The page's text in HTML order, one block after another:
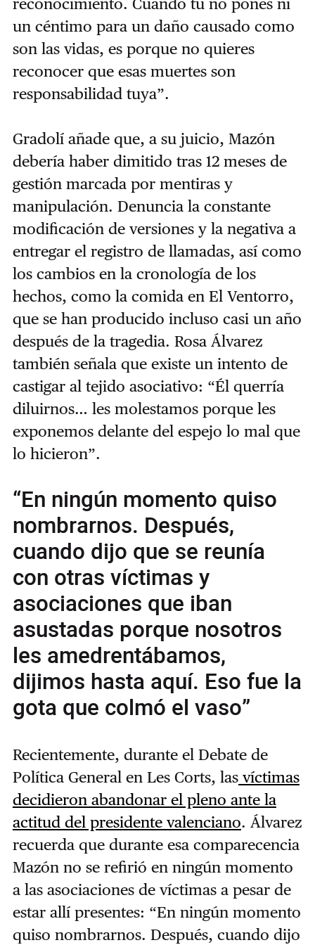
un céntimo para un daño causado como
son las vidas, es porque no quieres
reconocer que esas muertes son
responsabilidad tuya”.
Gradolí añade que, a su juicio, Mazón
debería haber dimitido tras 12 meses de
gestión marcada por mentiras y
manipulación. Denuncia la constante
modificación de versiones y la negativa a
entregar el registro de llamadas, así como
los cambios en la cronología de los
hechos, como la comida en El Ventorro,
que se han producido incluso casi un año
después de la tragedia. Rosa Álvarez
también señala que existe un intento de
castigar al tejido asociativo: “Él querría
diluirnos… les molestamos porque les
exponemos delante del espejo lo mal que
lo hicieron”.
“En ningún momento quiso
nombrarnos. Después,
cuando dijo que se reunía
con otras víctimas y
asociaciones que iban
asustadas porque nosotros
les amedrentábamos,
dijimos hasta aquí. Eso fue la
gota que colmó el vaso”
Recientemente, durante el Debate de
Política General en Les Corts, lasvíctimas
decidieron abandonar el pleno ante la
actitud del presidente valenciano. Álvarez
recuerda que durante esa comparecencia
Mazón no se refirió en ningún momento
a las asociaciones de víctimas a pesar de
estar allí presentes: “En ningún momento
quiso nombrarnos. Después, cuando dijo